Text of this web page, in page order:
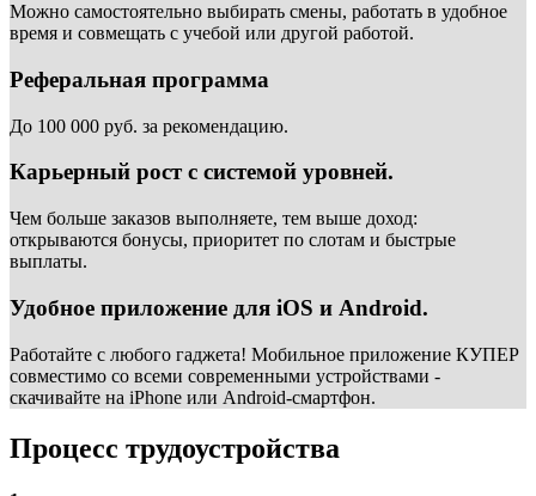
Можно самостоятельно выбирать смены, работать в удобное
время и совмещать с учебой или другой работой.
Реферальная программа
До 100 000 руб. за рекомендацию.
Карьерный рост с системой уровней.
Чем больше заказов выполняете, тем выше доход:
открываются бонусы, приоритет по слотам и быстрые
выплаты.
Удобное приложение для iOS и Android.
Работайте с любого гаджета! Мобильное приложение КУПЕР
совместимо со всеми современными устройствами -
скачивайте на iPhone или Android-смартфон.
Процесс трудоустройства